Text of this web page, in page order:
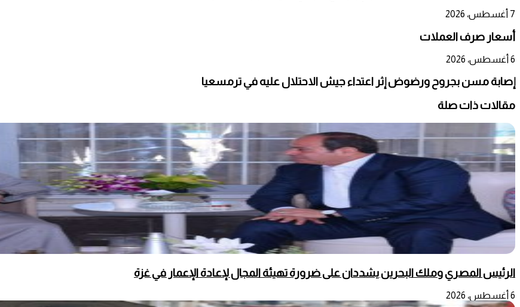
7 أغسطس، 2026
أسعار صرف العملات
6 أغسطس، 2026
إصابة مسن بجروح ورضوض إثر اعتداء جيش الاحتلال عليه في ترمسعيا
مقالات ذات صلة
الرئيس المصري وملك البحرين يشددان على ضرورة تهيئة المجال لإعادة الإعمار في غزة
6 أغسطس، 2026